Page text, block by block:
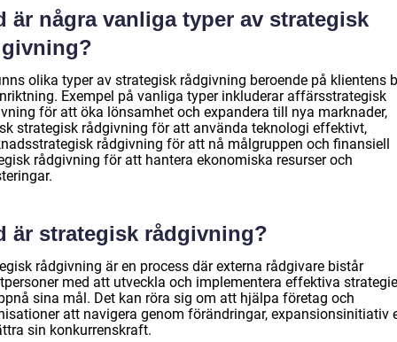
är några vanliga typer av strategisk
olika typer av strategisk rådgivning beroende på klientens
Exempel på vanliga typer inkluderar affärsstrategisk
för att öka lönsamhet och expandera till nya marknader,
strategisk rådgivning för att använda teknologi effektivt,
rådgivning för att nå målgruppen och finansiell
rådgivning för att hantera ekonomiska resurser och
är strategisk rådgivning?
rådgivning är en process där externa rådgivare bistår
med att utveckla och implementera effektiva
sina mål. Det kan röra sig om att hjälpa företag och
att navigera genom förändringar, expansionsinitiativ
sin konkurrenskraft.